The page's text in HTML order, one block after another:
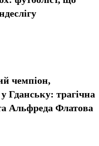
чемпіон,
Гданську: трагічна
Альфреда Флатова